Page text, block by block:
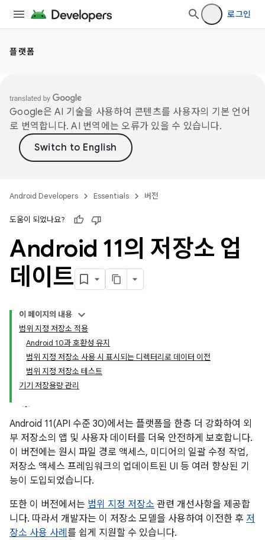
로그인
플랫폼
Google은 AI 기술을 사용하여 콘텐츠를 사용자의 기본 언어
로 번역합니다. AI 번역에는 오류가 있을 수 있습니다.
Android Developers Essentials 버전
도움이 되었나요?
Android 11의 저장소 업
데이트
이 페이지의 내용
범위 지정 저장소 적용
Android 10과 호환성 유지
범위 지정 저장소 사용 시 표시되는 디렉터리로 데이터 이전
범위 지정 저장소 테스트
기기 저장용량 관리
Android 11(API 수준 30)에서는 플랫폼을 한층 더 강화하여 외
부 저장소의 앱 및 사용자 데이터를 더욱 안전하게 보호합니다.
이 버전에는 원시 파일 경로 액세스, 미디어의 일괄 수정 작업,
저장소 액세스 프레임워크의 업데이트된 UI 등 여러 향상된 기
능이 도입되었습니다.
또한 이 버전에서는 범위 지정 저장소 관련 개선사항을 제공합
니다. 따라서 개발자는 이 저장소 모델을 사용하여 이전한 후 저
장소 사용 사례 를 쉽게 지원할 수 있습니다.